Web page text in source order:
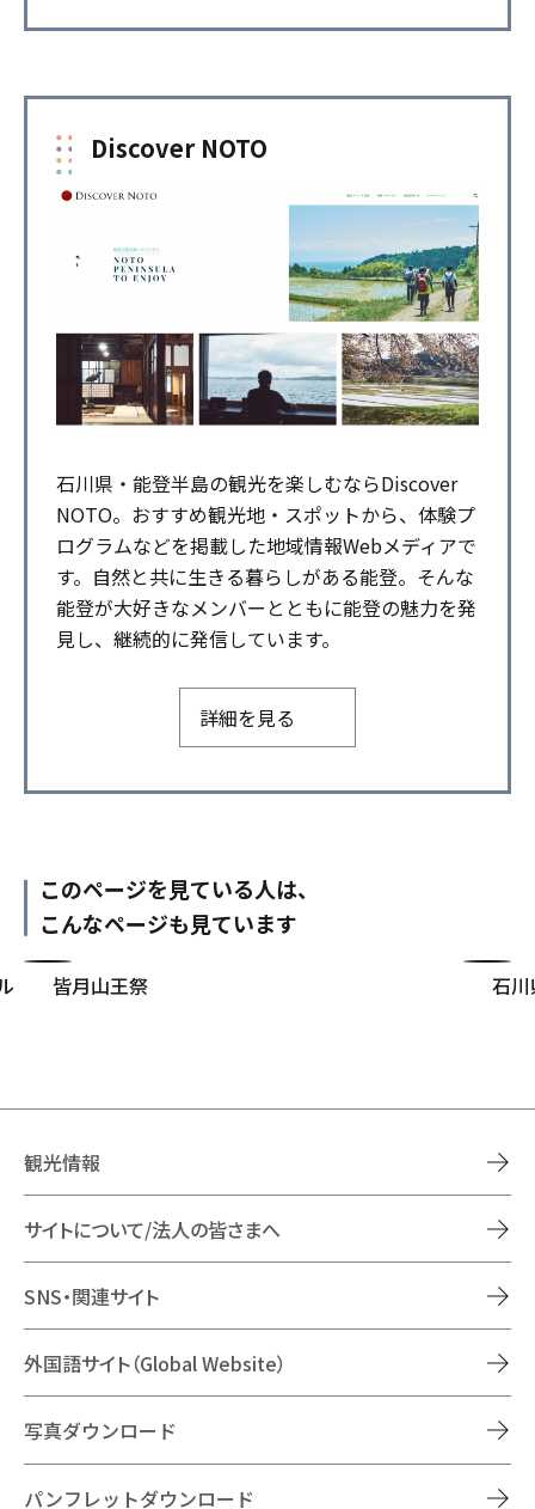
Discover NOTO
石川県・能登半島の観光を楽しむならDiscover
NOTO。おすすめ観光地・スポットから、体験プ
ログラムなどを掲載した地域情報Webメディアで
す。自然と共に生きる暮らしがある能登。そんな
能登が大好きなメンバーとともに能登の魅力を発
見し、継続的に発信しています。
詳細を見る
このページを見ている人は、
こんなページも見ています
皆月山王祭 石
観光情報
サイトについて/法人の皆さまへ
SNS・関連サイト
外国語サイト（Global Website）
写真ダウンロード
パンフレットダウンロード